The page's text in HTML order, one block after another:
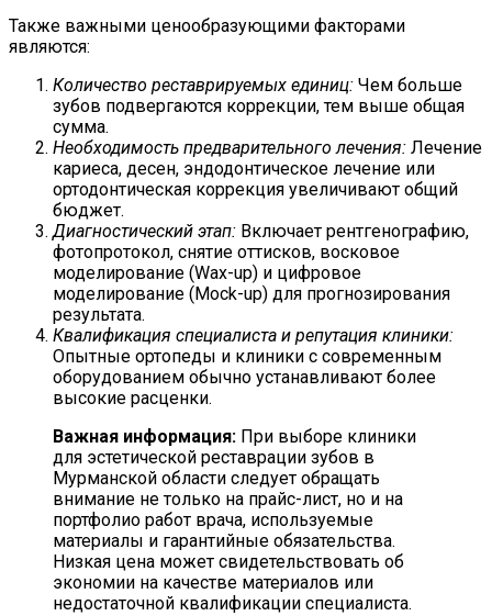
Также важными ценообразующими факторами
являются:
Количество реставрируемых единиц: Чем больше
зубов подвергаются коррекции, тем выше общая
сумма.
Необходимость предварительного лечения: Лечение
кариеса, десен, эндодонтическое лечение или
ортодонтическая коррекция увеличивают общий
бюджет.
Диагностический этап: Включает рентгенографию,
фотопротокол, снятие оттисков, восковое
моделирование (Wax-up) и цифровое
моделирование (Mock-up) для прогнозирования
результата.
Квалификация специалиста и репутация клиники:
Опытные ортопеды и клиники с современным
оборудованием обычно устанавливают более
высокие расценки.
Важная информация: При выборе клиники
для эстетической реставрации зубов в
Мурманской области следует обращать
внимание не только на прайс-лист, но и на
портфолио работ врача, используемые
материалы и гарантийные обязательства.
Низкая цена может свидетельствовать об
экономии на качестве материалов или
недостаточной квалификации специалиста.